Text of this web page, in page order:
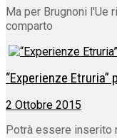
Ma per Brugnoni l'Ue
comparto
“Experienze
2 Ottobre 2015
Potrà essere inserito